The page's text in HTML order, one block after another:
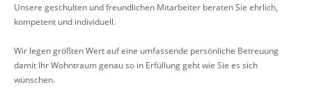
Unsere geschulten und freundlichen Mitarbeiter beraten Sie ehrlich,
kompetent und individuell.
Wir legen größten Wert auf eine umfassende persönliche Betreuung
damit Ihr Wohntraum genau so in Erfüllung geht wie Sie es sich
wünschen.